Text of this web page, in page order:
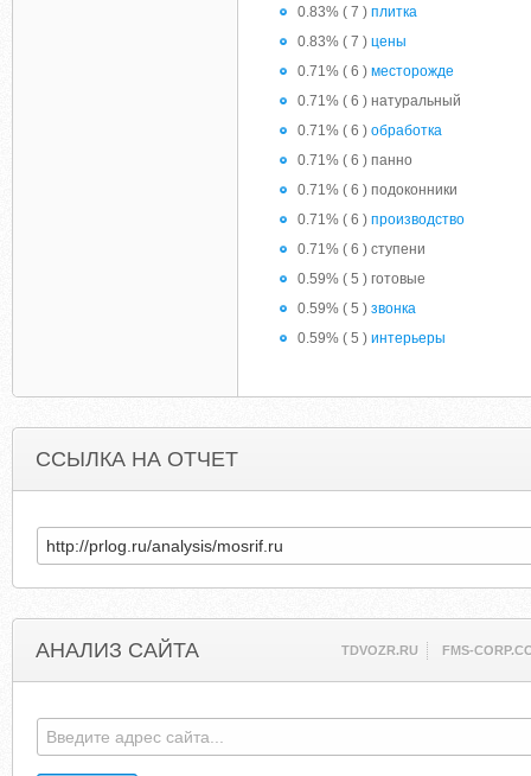
0.83% ( 7 ) плитка
0.83% ( 7 ) цены
0.71% ( 6 ) месторожде
0.71% ( 6 ) натуральный
0.71% ( 6 ) обработка
0.71% ( 6 ) панно
0.71% ( 6 ) подоконники
0.71% ( 6 ) производство
0.71% ( 6 ) ступени
0.59% ( 5 ) готовые
0.59% ( 5 ) звонка
0.59% ( 5 ) интерьеры
ССЫЛКА НА ОТЧЕТ
АНАЛИЗ САЙТА TDVOZR.RU FMS-